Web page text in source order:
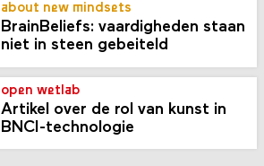
about new mindsets
BrainBeliefs: vaardigheden staan
niet in steen gebeiteld
open wetlab
Artikel over de rol van kunst in
BNCI-technologie